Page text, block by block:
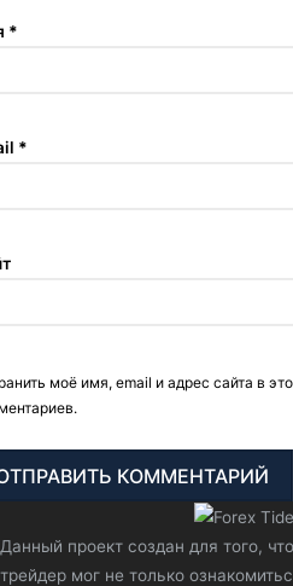
*
*
моё имя, email и адрес сайта в
Данный проект создан для того,
трейдер мог не только